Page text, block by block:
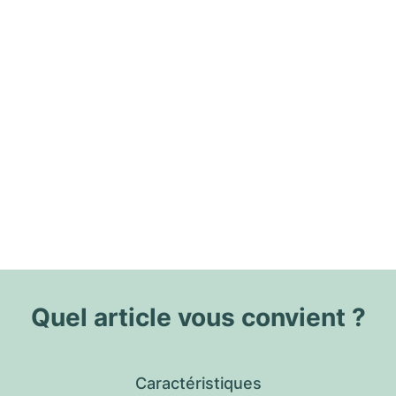
Quel article vous convient ?
Caractéristiques